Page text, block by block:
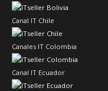
Canal IT Chile
Canales IT Colombia
Canal IT Ecuador